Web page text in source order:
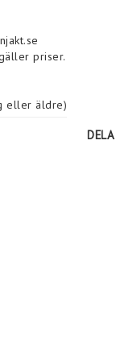
priser.
eller äldre)
DELA